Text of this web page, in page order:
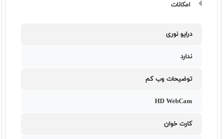
امکانات
درایو نوری
ندارد
توضیحات وب کم
HD WebCam
کارت خوان